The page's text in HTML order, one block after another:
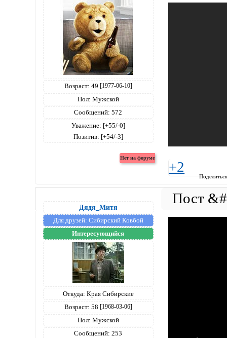
Возраст: 49 [1977-06-10]
Пол: Мужской
Сообщений: 572
Уважение: [+55/-0]
Позитив: [+54/-3]
+2
Дядя_Митя
Для друзей: Сибирский Ковбой
Интересующийся
Откуда: Края Сибирские
Возраст: 58 [1968-03-06]
Пол: Мужской
Сообщений: 253